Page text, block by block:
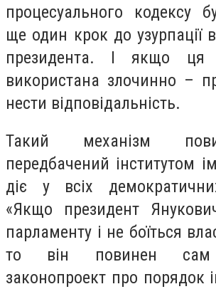
процесуального кодексу
ще один крок до узурпації
президента. І якщо ця
використана злочинно –
нести відповідальність.
Такий механізм
передбачений інститутом
діє у всіх
«Якщо президент
парламенту і не боїться
то він повинен сам
законопроект про порядок